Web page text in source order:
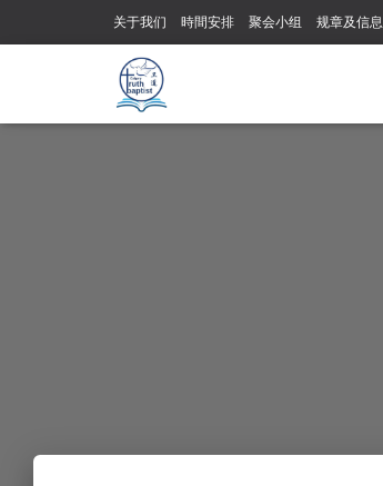
关于我们 時間安排 聚会小组 规章及信息